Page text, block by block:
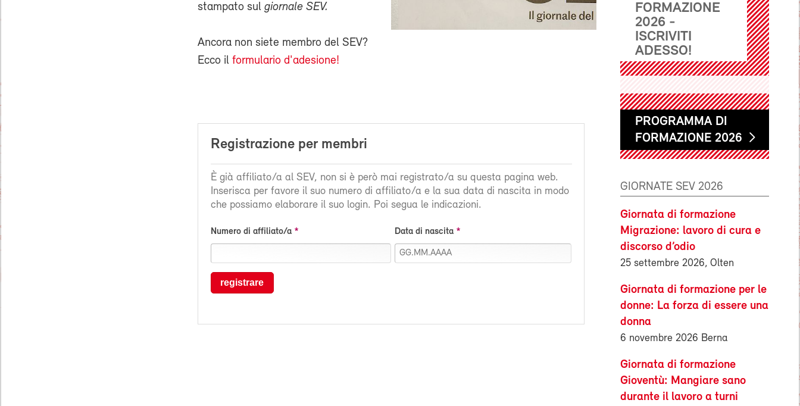
stampato sul giornale SEV.
Ancora non siete membro del SEV?
Ecco il formulario d'adesione!
Registrazione per membri
È già affiliato/a al SEV, non si è però mai registrato/a su questa pagina web.
Inserisca per favore il suo numero di affiliato/a e la sua data di nascita in modo
che possiamo elaborare il suo login. Poi segua le indicazioni.
Numero di affiliato/a Data di nascita
registrare
FORMAZIONE
2026 -
ISCRIVITI
ADESSO!
PROGRAMMA DI
FORMAZIONE 2026
GIORNATE SEV 2026
Giornata di formazione
Migrazione: lavoro di cura e
discorso d’odio
25 settembre 2026, Olten
Giornata di formazione per le
donne: La forza di essere una
donna
6 novembre 2026 Berna
Giornata di formazione
Gioventù: Mangiare sano
durante il lavoro a turni